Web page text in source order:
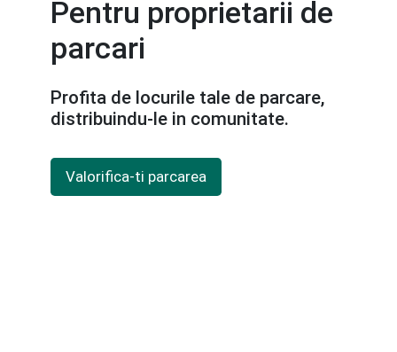
Pentru proprietarii de
parcari
Profita de locurile tale de parcare,
distribuindu-le in comunitate.
Valorifica-ti parcarea